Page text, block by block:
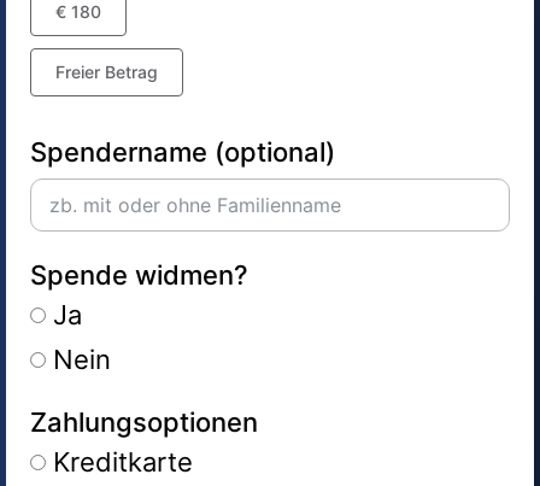
€ 180
Freier Betrag
Spendername (optional)
Spende widmen?
Ja
Nein
Zahlungsoptionen
Kreditkarte